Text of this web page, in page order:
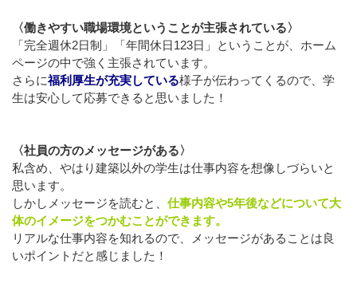
〈働きやすい職場環境ということが主張されている〉
「完全週休2日制」「年間休日123日」ということが、ホーム
ページの中で強く主張されています。
さらに福利厚生が充実している様子が伝わってくるので、学
生は安心して応募できると思いました！
〈社員の方のメッセージがある〉
私含め、やはり建築以外の学生は仕事内容を想像しづらいと
思います。
しかしメッセージを読むと、 仕事内容や5年後などについて大
体のイメージをつかむことができます。
リアルな仕事内容を知れるので、メッセージがあることは良
いポイントだと感じました！